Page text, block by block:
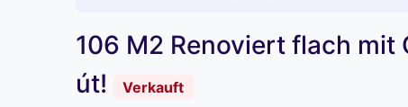
106 M2 Renoviert flach
út!
Verkauft